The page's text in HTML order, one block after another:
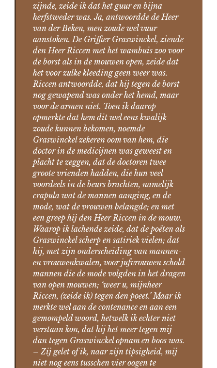
zijnde, zeide ik dat het guur en bijna
herfstweder was. Ja, antwoordde de Heer
van der Beken, men zoude wel vuur
aanstoken. De Griffier Graswinckel, ziende
den Heer Riccen met het wambuis zoo voor
de borst als in de mouwen open, zeide dat
het voor zulke kleeding geen weer was.
Riccen antwoordde, dat hij tegen de borst
nog gewapend was onder het hemd, maar
voor de armen niet. Toen ik daarop
opmerkte dat hem dit wel eens kwalijk
zoude kunnen bekomen, noemde
Graswinckel zekeren oom van hem, die
doctor in de medicijnen was geweest en
placht te zeggen, dat de doctoren twee
groote vrienden hadden, die hun veel
voordeels in de beurs brachten, namelijk
crapula wat de mannen aanging, en de
mode, wat de vrouwen belangde; en met
een greep hij den Heer Riccen in de mouw.
Waarop ik lachende zeide, dat de poëten als
Graswinckel scherp en satiriek vielen; dat
hij, met zijn onderscheiding van mannen-
en vrouwenkwalen, voor jufvrouwen schold
mannen die de mode volgden in het dragen
van open mouwen; ‘weer u, mijnheer
Riccen, (zeide ik) tegen den poeet.’ Maar ik
merkte wel aan de contenance en aan een
gemompeld woord, hetwelk ik echter niet
verstaan kon, dat hij het meer tegen mij
dan tegen Graswinckel opnam en boos was.
– Zij gelet of ik, naar zijn tipsigheid, mij
niet nog eens tusschen vier oogen te